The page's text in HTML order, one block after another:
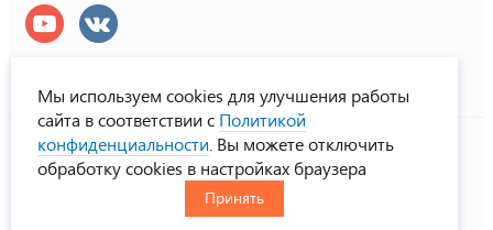
УралСпецТранс
© ООО «Урал СТ», 2000-2026
Политика конфиденциальности
CHN
Мы используем cookies для улучшения работы
сайта в соответствии с Политикой
конфиденциальности . Вы можете отключить
обработку cookies в настройках браузера
Принять